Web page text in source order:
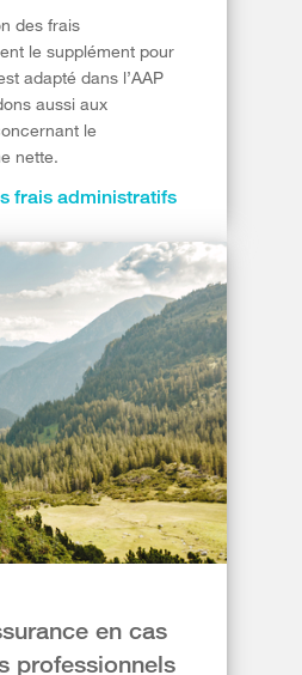
des frais
le supplément pour
adapté dans l’AAP
aussi aux
le
nette.
frais administratifs
en cas
professionnels